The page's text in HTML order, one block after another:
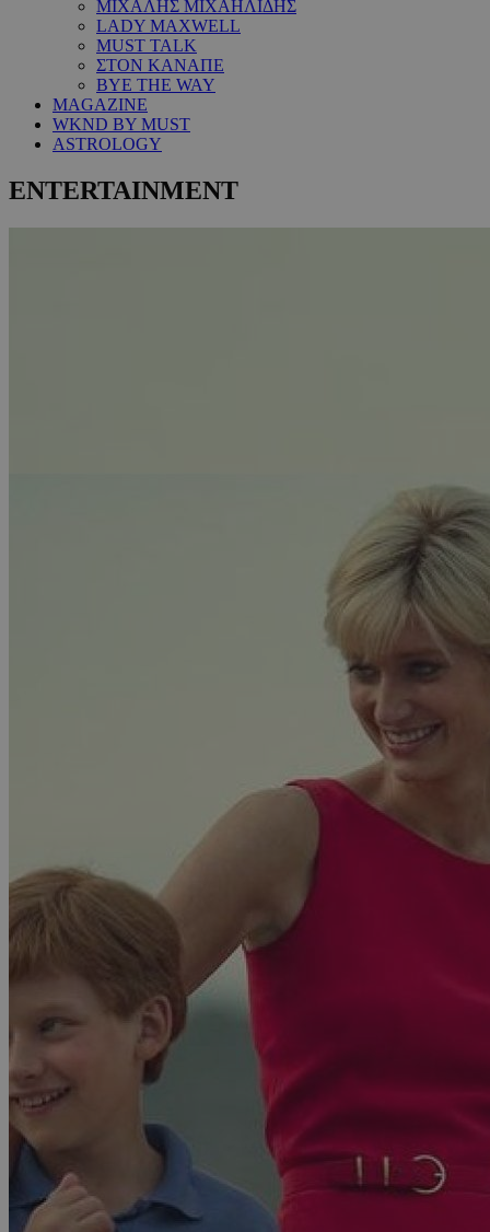
ΜΙΧΑΛΗΣ ΜΙΧΑΗΛΙΔΗΣ
LADY MAXWELL
MUST TALK
ΣΤΟΝ ΚΑΝΑΠΕ
BYE THE WAY
MAGAZINE
WKND BY MUST
ASTROLOGY
ENTERTAINMENT